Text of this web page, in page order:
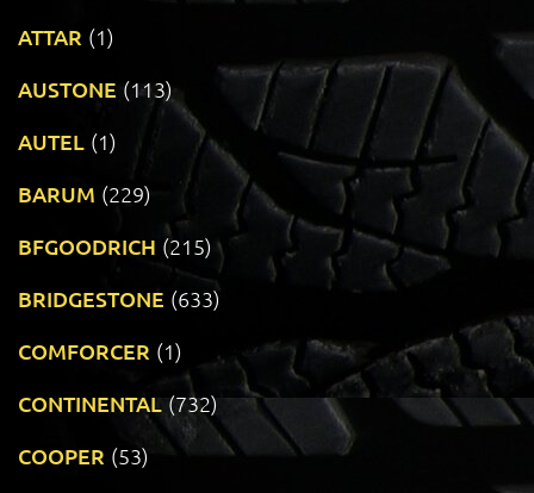
ATTAR (1)
AUSTONE (113)
AUTEL (1)
BARUM (229)
BFGOODRICH (215)
BRIDGESTONE (633)
COMFORCER (1)
CONTINENTAL (732)
COOPER (53)